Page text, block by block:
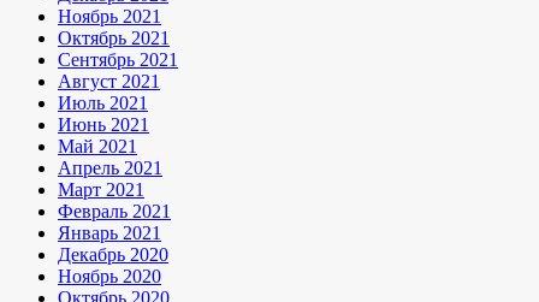
Ноябрь 2021
Октябрь 2021
Сентябрь 2021
Август 2021
Июль 2021
Июнь 2021
Май 2021
Апрель 2021
Март 2021
Февраль 2021
Январь 2021
Декабрь 2020
Ноябрь 2020